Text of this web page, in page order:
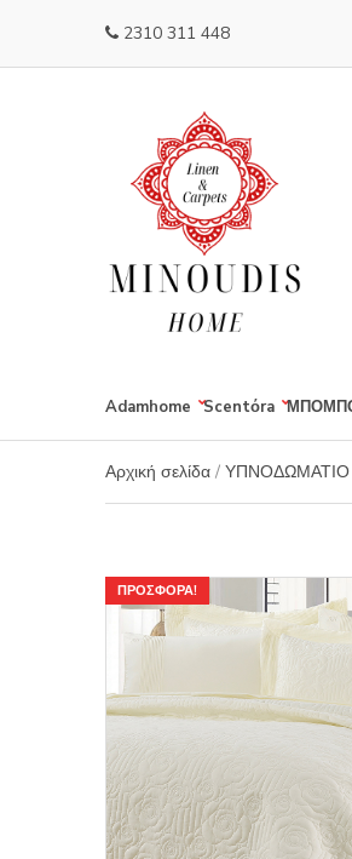
2310 311 448
Adamhome Scentόra
Αρχική σελίδα / ΥΠΝΟΔΩΜΑΤΙΟ
ΠΡΟΣΦΟΡΆ!